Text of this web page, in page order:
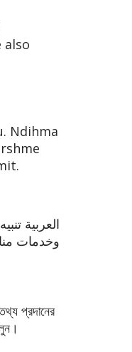
also
Ndihma
العربية
وخدمات
প্রদানের